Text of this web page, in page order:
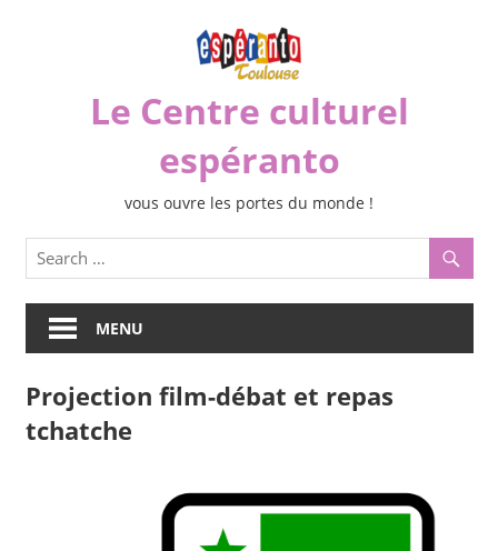
Le Centre culturel
espéranto
vous ouvre les portes du monde !
MENU
Projection film-débat et repas
tchatche